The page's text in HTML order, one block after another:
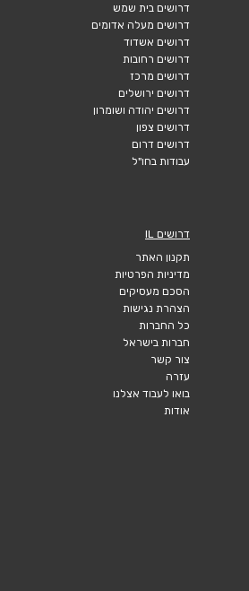
דרושים בית שמש
דרושים מעלה אדומים
דרושים אשדוד
דרושים רחובות
דרושים מרכז
דרושים ירושלים
דרושים יהודה ושומרון
דרושים צפון
דרושים דרום
עבודות בחו"ל
דרושים IL
תקנון האתר
מדיניות הפרטיות
הסכם מעסיקים
הצהרת נגישות
כל החברות
חברות בישראל
צור קשר
עזרה
בואו לעבוד אצלנו
אודות